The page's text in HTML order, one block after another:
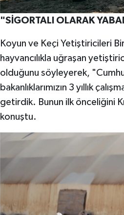
"SİGORTALI OLARAK
Koyun ve Keçi Yetiştiricileri
hayvancılıkla uğraşan
olduğunu söyleyerek,
bakanlıklarımızın 3 yıllık
getirdik. Bunun ilk önceliğini
konuştu.